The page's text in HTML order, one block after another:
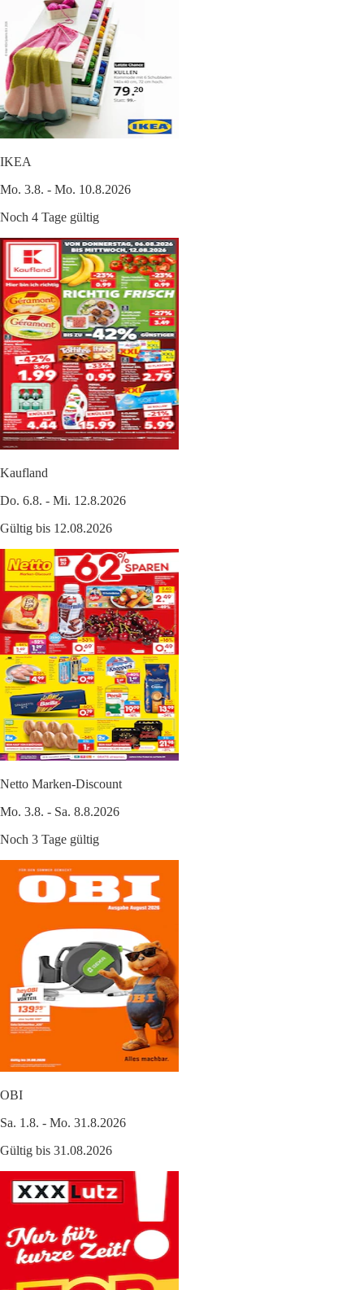
IKEA
Mo. 3.8. - Mo. 10.8.2026
Noch 4 Tage gültig
Kaufland
Do. 6.8. - Mi. 12.8.2026
Gültig bis 12.08.2026
Netto Marken-Discount
Mo. 3.8. - Sa. 8.8.2026
Noch 3 Tage gültig
OBI
Sa. 1.8. - Mo. 31.8.2026
Gültig bis 31.08.2026